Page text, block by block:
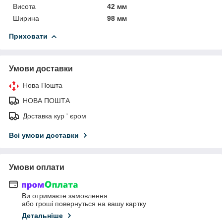
Висота
42 мм
Ширина
98 мм
Приховати
Умови доставки
Нова Пошта
НОВА ПОШТА
Доставка кур ' єром
Всі умови доставки
Умови оплати
Ви отримаєте замовлення
або гроші повернуться на вашу картку
Детальніше